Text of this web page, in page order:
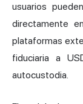
usuarios
directamente
plataformas
fiduciaria a
autocustodia.